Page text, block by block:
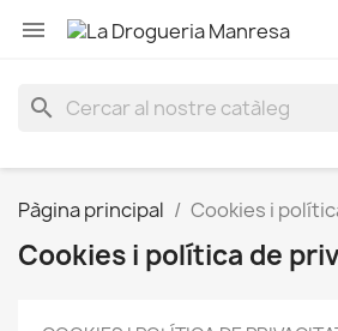

search
Pàgina principal Cookies i
Cookies i política de